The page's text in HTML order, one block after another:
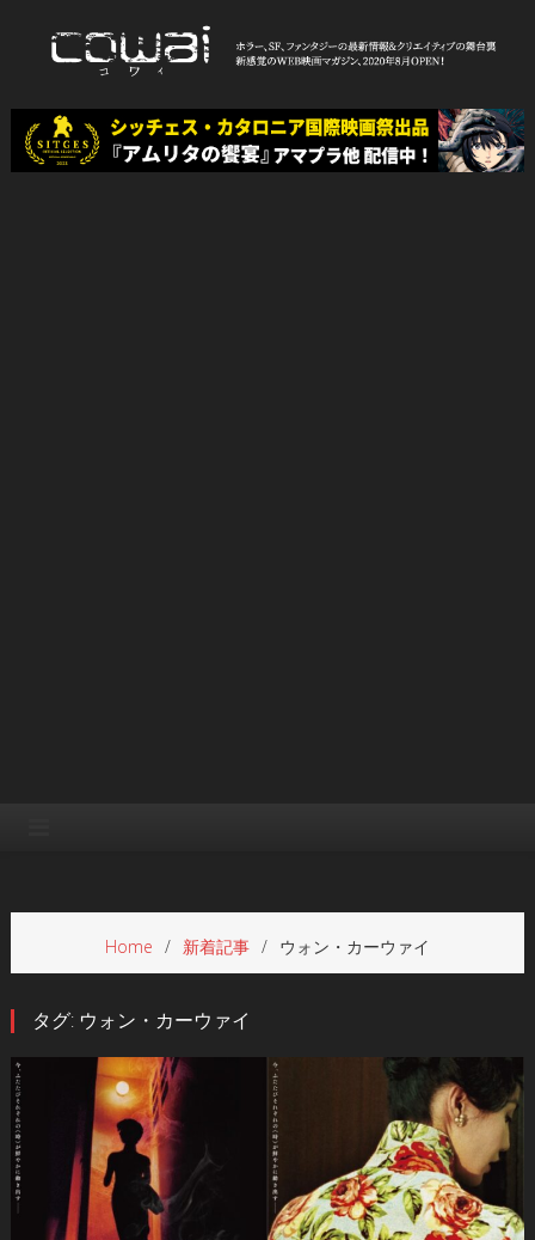
WEB映画マガジン「cowai コ
ワイ」
Home 新着記事 ウォン・カーウァイ
タグ: ウォン・カーウァイ